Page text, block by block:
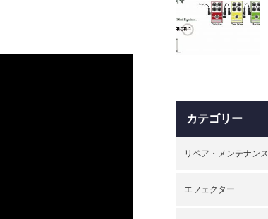
カテゴリー
リペア・メンテナンス
エフェクター